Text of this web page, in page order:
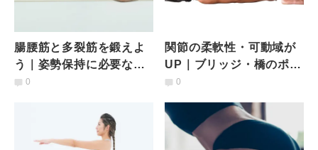
腸腰筋と多裂筋を鍛えよ
う｜姿勢保持に必要なイ
ンナーマッスルの育て方
0
関節の柔軟性・可動域が
UP｜ブリッジ・橋のポー
ズが上達する練習法
0